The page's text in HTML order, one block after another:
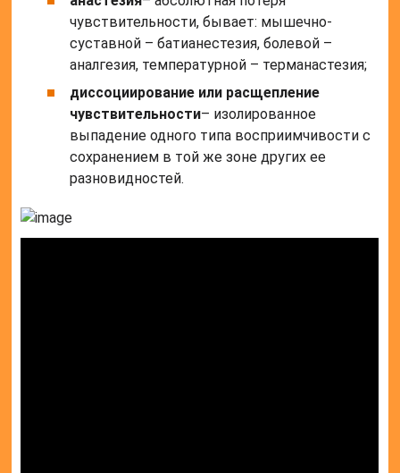
чувствительности, бывает: мышечно-
суставной – батианестезия, болевой –
аналгезия, температурной – терманастезия;
диссоциирование или расщепление
чувствительности– изолированное
выпадение одного типа восприимчивости с
сохранением в той же зоне других ее
разновидностей.